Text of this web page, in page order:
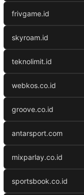
frivgame.id
skyroam.id
teknolimit.id
webkos.co.id
groove.co.id
antarsport.com
mixparlay.co.id
sportsbook.co.id